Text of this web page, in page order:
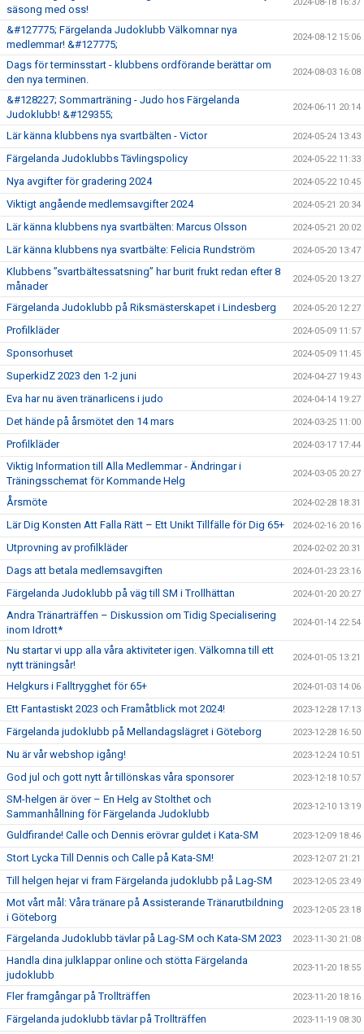
säsong med oss!
&#127775; Färgelanda Judoklubb Välkomnar nya
medlemmar! &#127775;
2024-08-12 15:06
Dags för terminsstart - klubbens ordförande berättar om
den nya terminen.
2024-08-03 16:08
&#128227; Sommarträning - Judo hos Färgelanda
Judoklubb! &#129355;
2024-06-11 20:14
Lär känna klubbens nya svartbälten - Victor 2024-05-24 13:43
Färgelanda Judoklubbs Tävlingspolicy 2024-05-22 11:33
Nya avgifter för gradering 2024 2024-05-22 10:45
Viktigt angående medlemsavgifter 2024 2024-05-21 20:34
Lär känna klubbens nya svartbälten: Marcus Olsson 2024-05-21 20:02
Lär känna klubbens nya svartbälte: Felicia Rundström 2024-05-20 13:47
Klubbens ”svartbältessatsning” har burit frukt redan efter 8
månader
2024-05-20 13:27
Färgelanda Judoklubb på Riksmästerskapet i Lindesberg 2024-05-20 12:27
Profilkläder 2024-05-09 11:57
Sponsorhuset 2024-05-09 11:45
SuperkidZ 2023 den 1-2 juni 2024-04-27 19:43
Eva har nu även tränarlicens i judo 2024-04-14 19:27
Det hände på årsmötet den 14 mars 2024-03-25 11:00
Profilkläder 2024-03-17 17:44
Viktig Information till Alla Medlemmar - Ändringar i
Träningsschemat för Kommande Helg
2024-03-05 20:27
Årsmöte 2024-02-28 18:31
Lär Dig Konsten Att Falla Rätt – Ett Unikt Tillfälle för Dig 65+ 2024-02-16 20:16
Utprovning av profilkläder 2024-02-02 20:31
Dags att betala medlemsavgiften 2024-01-23 23:16
Färgelanda Judoklubb på väg till SM i Trollhättan 2024-01-20 20:27
Andra Tränarträffen – Diskussion om Tidig Specialisering
inom Idrott*
2024-01-14 22:54
Nu startar vi upp alla våra aktiviteter igen. Välkomna till ett
nytt träningsår!
2024-01-05 13:21
Helgkurs i Falltrygghet för 65+ 2024-01-03 14:06
Ett Fantastiskt 2023 och Framåtblick mot 2024! 2023-12-28 17:13
Färgelanda judoklubb på Mellandagslägret i Göteborg 2023-12-28 16:50
Nu är vår webshop igång! 2023-12-24 10:51
God jul och gott nytt år tillönskas våra sponsorer 2023-12-18 10:57
SM-helgen är över – En Helg av Stolthet och
Sammanhållning för Färgelanda Judoklubb
2023-12-10 13:19
Guldfirande! Calle och Dennis erövrar guldet i Kata-SM 2023-12-09 18:46
Stort Lycka Till Dennis och Calle på Kata-SM! 2023-12-07 21:21
Till helgen hejar vi fram Färgelanda judoklubb på Lag-SM 2023-12-05 23:49
Mot vårt mål: Våra tränare på Assisterande Tränarutbildning
i Göteborg
2023-12-05 23:18
Färgelanda Judoklubb tävlar på Lag-SM och Kata-SM 2023 2023-11-30 21:08
Handla dina julklappar online och stötta Färgelanda
judoklubb
2023-11-20 18:55
Fler framgångar på Trollträffen 2023-11-20 18:16
Färgelanda judoklubb tävlar på Trollträffen 2023-11-19 08:30